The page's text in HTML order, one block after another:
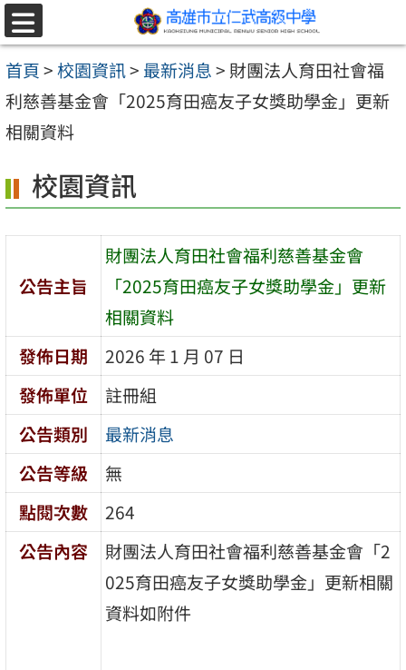
跳至主要內容區
選
單
首頁>校園資訊> 最新消息> 財團法人育田社會福
利慈善基金會「2025育田癌友子女獎助學金」更新
相關資料
校園資訊
公告主旨
財團法人育田社會福利慈善基金會
「2025育田癌友子女獎助學金」更新
相關資料
發佈日期
2026 年 1 月 07 日
發佈單位
註冊組
公告類別
最新消息
公告等級
無
點閱次數
264
公告內容
財團法人育田社會福利慈善基金會「2
025育田癌友子女獎助學金」更新相關
資料如附件